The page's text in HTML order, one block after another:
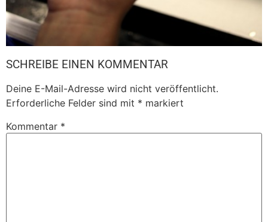
SCHREIBE EINEN KOMMENTAR
Deine E-Mail-Adresse wird nicht veröffentlicht.
Erforderliche Felder sind mit * markiert
Kommentar *